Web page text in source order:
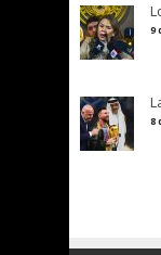
9
8